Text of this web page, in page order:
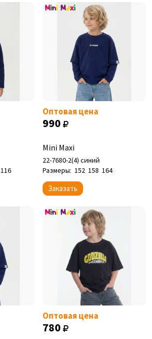
116
Оптовая цена
990
Mini Maxi
22-7680-2(4) синий
Размеры: 152 158 164
Заказать
Оптовая цена
780